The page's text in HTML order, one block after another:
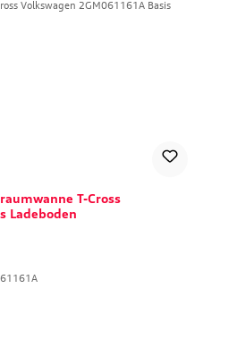
T-Cross
Ladeboden